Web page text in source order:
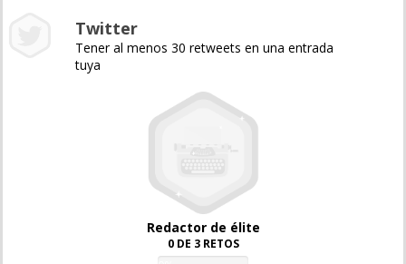
Twitter
Tener al menos 30 retweets en una entrada
tuya
Redactor de élite
0 DE 3 RETOS